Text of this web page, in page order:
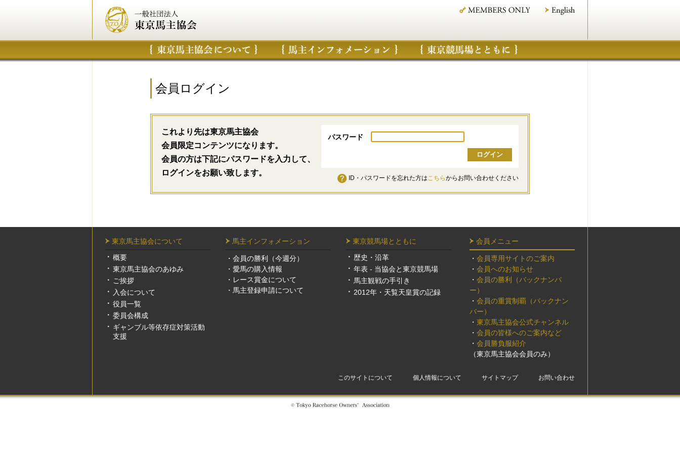
会員ログイン
これより先は東京馬主協会
会員限定コンテンツになります。
会員の方は下記にパスワードを入力して、
ログインをお願い致します。
パスワード
ID・パスワードを忘れた方はこちらからお問い合わせください
東京馬主協会について
概要
東京馬主協会のあゆみ
ご挨拶
入会について
役員一覧
委員会構成
ギャンブル等依存症対策活動
支援
馬主インフォメーション
・ 会員の勝利（今週分）
・ 愛馬の購入情報
・ レース賞金について
・ 馬主登録申請について
東京競馬場とともに
歴史・沿革
年表 - 当協会と東京競馬場
馬主観戦の手引き
2012年・天覧天皇賞の記録
会員メニュー
・ 会員専用サイトのご案内
・ 会員へのお知らせ
・ 会員の勝利（バックナンバ
ー）
・ 会員の重賞制覇（バックナン
バー）
・ 東京馬主協会公式チャンネル
・ 会員の皆様へのご案内など
・ 会員勝負服紹介
（東京馬主協会会員のみ）
このサイトについて 個人情報について サイトマップ お問い合わせ